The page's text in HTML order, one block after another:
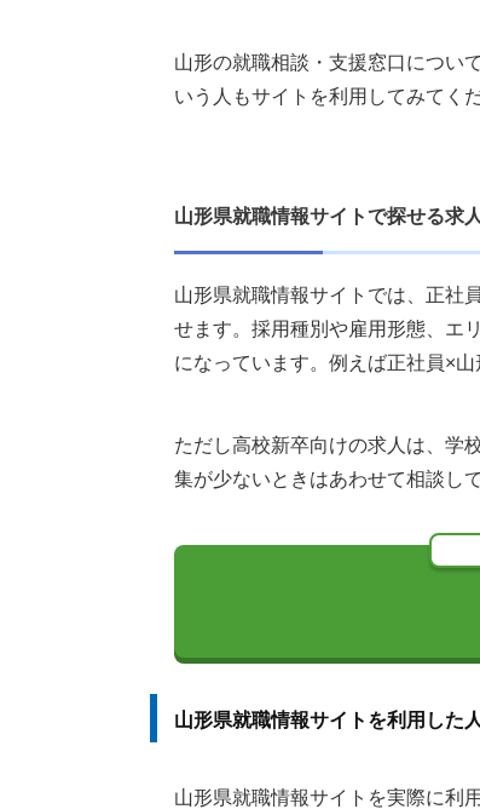
山形の就職相談・支援窓口につい
いう人もサイトを利用してみてくだ
山形県就職情報サイトで探せる求
山形県就職情報サイトでは、正社
せます。採用種別や雇用形態、エ
になっています。例えば正社員×
ただし高校新卒向けの求人は、学
集が少ないときはあわせて相談し
山形県就職情報サイトを利用した
山形県就職情報サイトを実際に利